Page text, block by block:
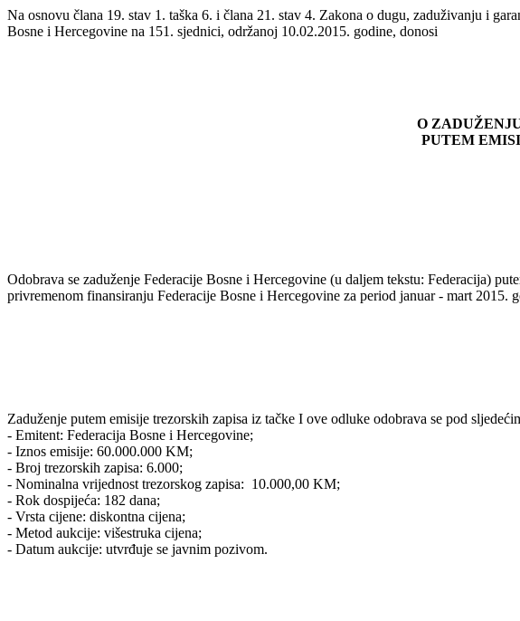
Na osnovu člana 19. stav 1. taška 6. i člana 21. stav 4. Zakona o dugu, zaduživanju i
Bosne i Hercegovine na 151. sjednici, održanoj 10.02.2015. godine, donosi
O ZADU
PUTEM
Odobrava se zaduženje Federacije Bosne i Hercegovine (u daljem tekstu: Federacija)
privremenom finansiranju Federacije Bosne i Hercegovine za period januar - mart
Zaduženje putem emisije trezorskih zapisa iz tačke I ove odluke odobrava se pod
- Emitent: Federacija Bosne i Hercegovine;
- Iznos emisije: 60.000.000 KM;
- Broj trezorskih zapisa: 6.000;
- Nominalna vrijednost trezorskog zapisa: 10.000,00 KM;
- Rok dospijeća: 182 dana;
- Vrsta cijene: diskontna cijena;
- Metod aukcije: višestruka cijena;
- Datum aukcije: utvrđuje se javnim pozivom.